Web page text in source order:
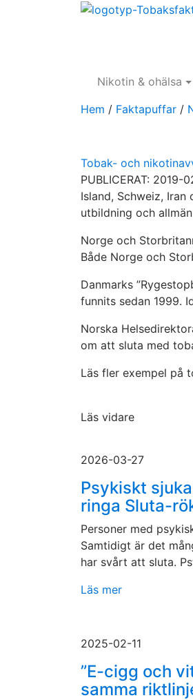
Nikotin & ohälsa
Hem / Faktapuffar /
Tobak- och
PUBLICERAT: 2019-
Island, Schweiz,
utbildning och
Norge och
Både Norge och
Danmarks
funnits sedan 1999.
Norska
om att sluta med
Läs fler exempel på
Läs vidare
2026-03-27
Psykiskt
ringa Sluta-
Personer med
Samtidigt är det
har svårt att sluta.
Läs mer
2025-02-11
”E-cigg och
samma